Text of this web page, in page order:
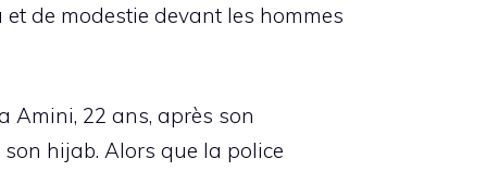
de modestie devant les hommes
Amini, 22 ans, après son
hijab. Alors que la police